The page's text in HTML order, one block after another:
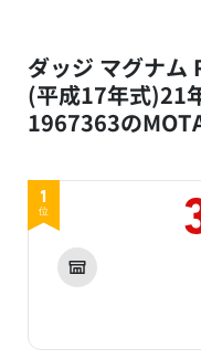
ダッジ マグナム
(平成17年式)21
1967363の
1
位